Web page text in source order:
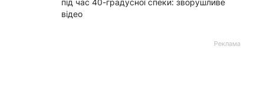
під час 40-градусної спеки: зворушливе
відео
Реклама